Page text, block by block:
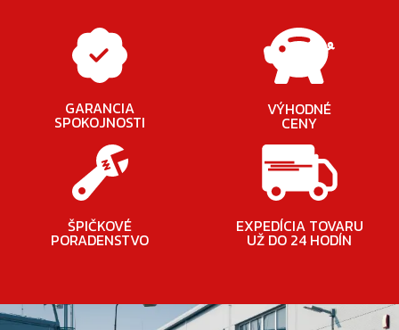
GARANCIA
SPOKOJNOSTI
VÝHODNÉ
CENY
ŠPIČKOVÉ
PORADENSTVO
EXPEDÍCIA TOVARU
UŽ DO 24 HODÍN